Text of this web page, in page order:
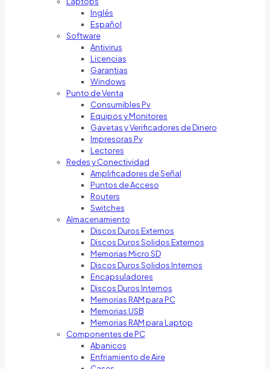
Inglés
Español
Software
Antivirus
Licencias
Garantias
Windows
Punto de Venta
Consumibles Pv
Equipos y Monitores
Gavetas y Verificadores de Dinero
Impresoras Pv
Lectores
Redes y Conectividad
Amplificadores de Señal
Puntos de Acceso
Routers
Switches
Almacenamiento
Discos Duros Externos
Discos Duros Solidos Externos
Memorias Micro SD
Discos Duros Solidos Internos
Encapsuladores
Discos Duros Internos
Memorias RAM para PC
Memorias USB
Memorias RAM para Laptop
Componentes de PC
Abanicos
Enfriamiento de Aire